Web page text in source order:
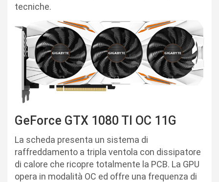
tecniche.
GeForce GTX 1080 TI OC 11G
La scheda presenta un sistema di
raffreddamento a tripla ventola con dissipatore
di calore che ricopre totalmente la PCB. La GPU
opera in modalità OC ed offre una frequenza di